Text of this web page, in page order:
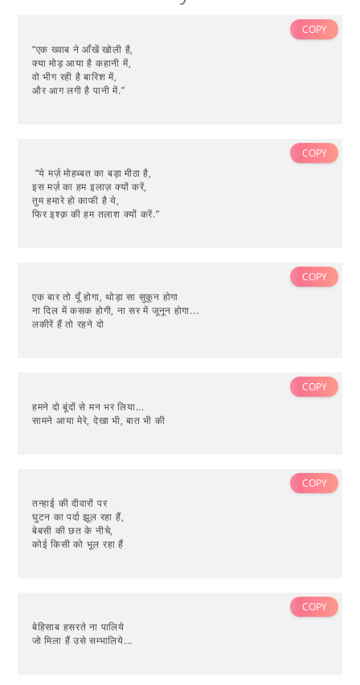
“एक ख्वाब ने आँखें खोली है,
क्या मोड़ आया है कहानी में,
वो भीग रही है बारिश में,
और आग लगी है पानी में.”
COPY
“ये मर्ज़ मोहब्बत का बड़ा मीठा है,
इस मर्ज़ का हम इलाज़ क्यों करें,
तुम हमारे हो काफी है ये,
फिर इश्क़ की हम तलाश क्यों करें.”
COPY
एक बार तो यूँ होगा, थोड़ा सा सुकून होगा
ना दिल में कसक होगी, ना सर में जूनून होगा...
लकीरें हैं तो रहने दो
COPY
हमने दो बूंदों से मन भर लिया...
सामने आया मेरे, देखा भी, बात भी की
COPY
तन्हाई की दीवारों पर
घुटन का पर्दा झूल रहा हैं,
बेबसी की छत के नीचे,
कोई किसी को भूल रहा हैं
COPY
बेहिसाब हसरते ना पालिये
जो मिला हैं उसे सम्भालिये...
COPY